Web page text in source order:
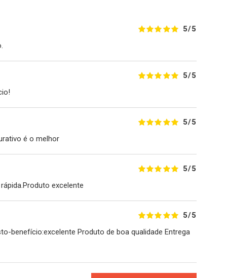
5/5
5/5
5/5
é o melhor
5/5
excelente
5/5
benefício:excelente Produto de boa qualidade Entrega